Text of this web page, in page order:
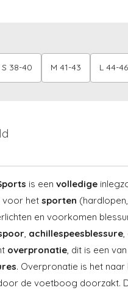
S 38-40 M 41-43 L 44-46
is een volledige
voor het sporten
en voorkomen
, achillespeesblessure,
overpronatie, dit is een
. Overpronatie is het naar
de voetboog doorzakt.